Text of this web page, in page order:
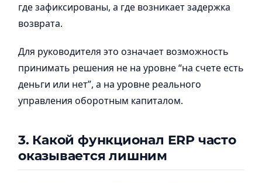
где зафиксированы, а где возникает задержка
возврата.
Для руководителя это означает возможность
принимать решения не на уровне “на счете есть
деньги или нет”, а на уровне реального
управления оборотным капиталом.
3. Какой функционал ERP часто
оказывается лишним